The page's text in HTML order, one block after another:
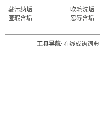
藏污纳垢 吹毛洗垢
匿瑕含垢
忍辱含垢
工具导航: 在线成语词典